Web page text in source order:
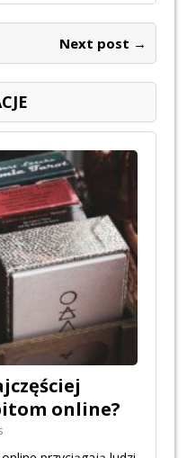
Next post →
online?